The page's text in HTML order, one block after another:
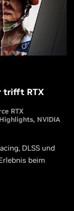
trifft RTX
RTX
NVIDIA
DLSS und
beim